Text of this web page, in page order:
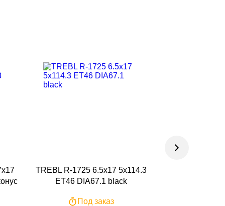
TREBL R-1725 6.5x17 5x114.3
ET46 DIA67.1 black
Под заказ